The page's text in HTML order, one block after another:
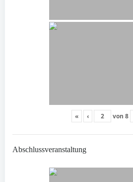
« ‹ von 8
Abschlussveranstaltung